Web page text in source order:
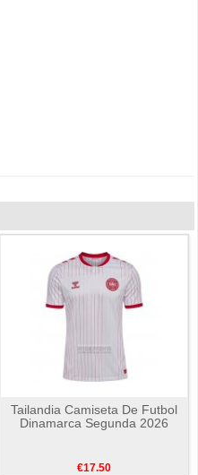
Tailandia Camiseta De Futbol
Dinamarca Segunda 2026
€17.50